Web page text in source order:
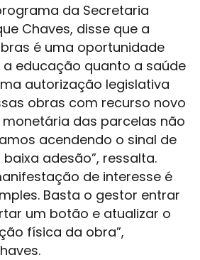
da Secretaria
Chaves, disse que a
é uma oportunidade
a educação quanto a saúde
autorização legislativa
obras com recurso novo
das parcelas não
acendendo o sinal de
adesão”, ressalta.
de interesse é
Basta o gestor entrar
um botão e atualizar o
física da obra”,